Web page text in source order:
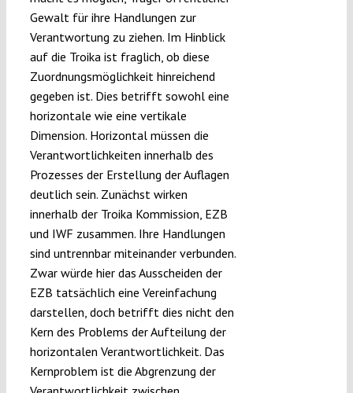
Gewalt für ihre Handlungen zur
Verantwortung zu ziehen. Im Hinblick
auf die Troika ist fraglich, ob diese
Zuordnungsmöglichkeit hinreichend
gegeben ist. Dies betrifft sowohl eine
horizontale wie eine vertikale
Dimension. Horizontal müssen die
Verantwortlichkeiten innerhalb des
Prozesses der Erstellung der Auflagen
deutlich sein. Zunächst wirken
innerhalb der Troika Kommission, EZB
und IWF zusammen. Ihre Handlungen
sind untrennbar miteinander verbunden.
Zwar würde hier das Ausscheiden der
EZB tatsächlich eine Vereinfachung
darstellen, doch betrifft dies nicht den
Kern des Problems der Aufteilung der
horizontalen Verantwortlichkeit. Das
Kernproblem ist die Abgrenzung der